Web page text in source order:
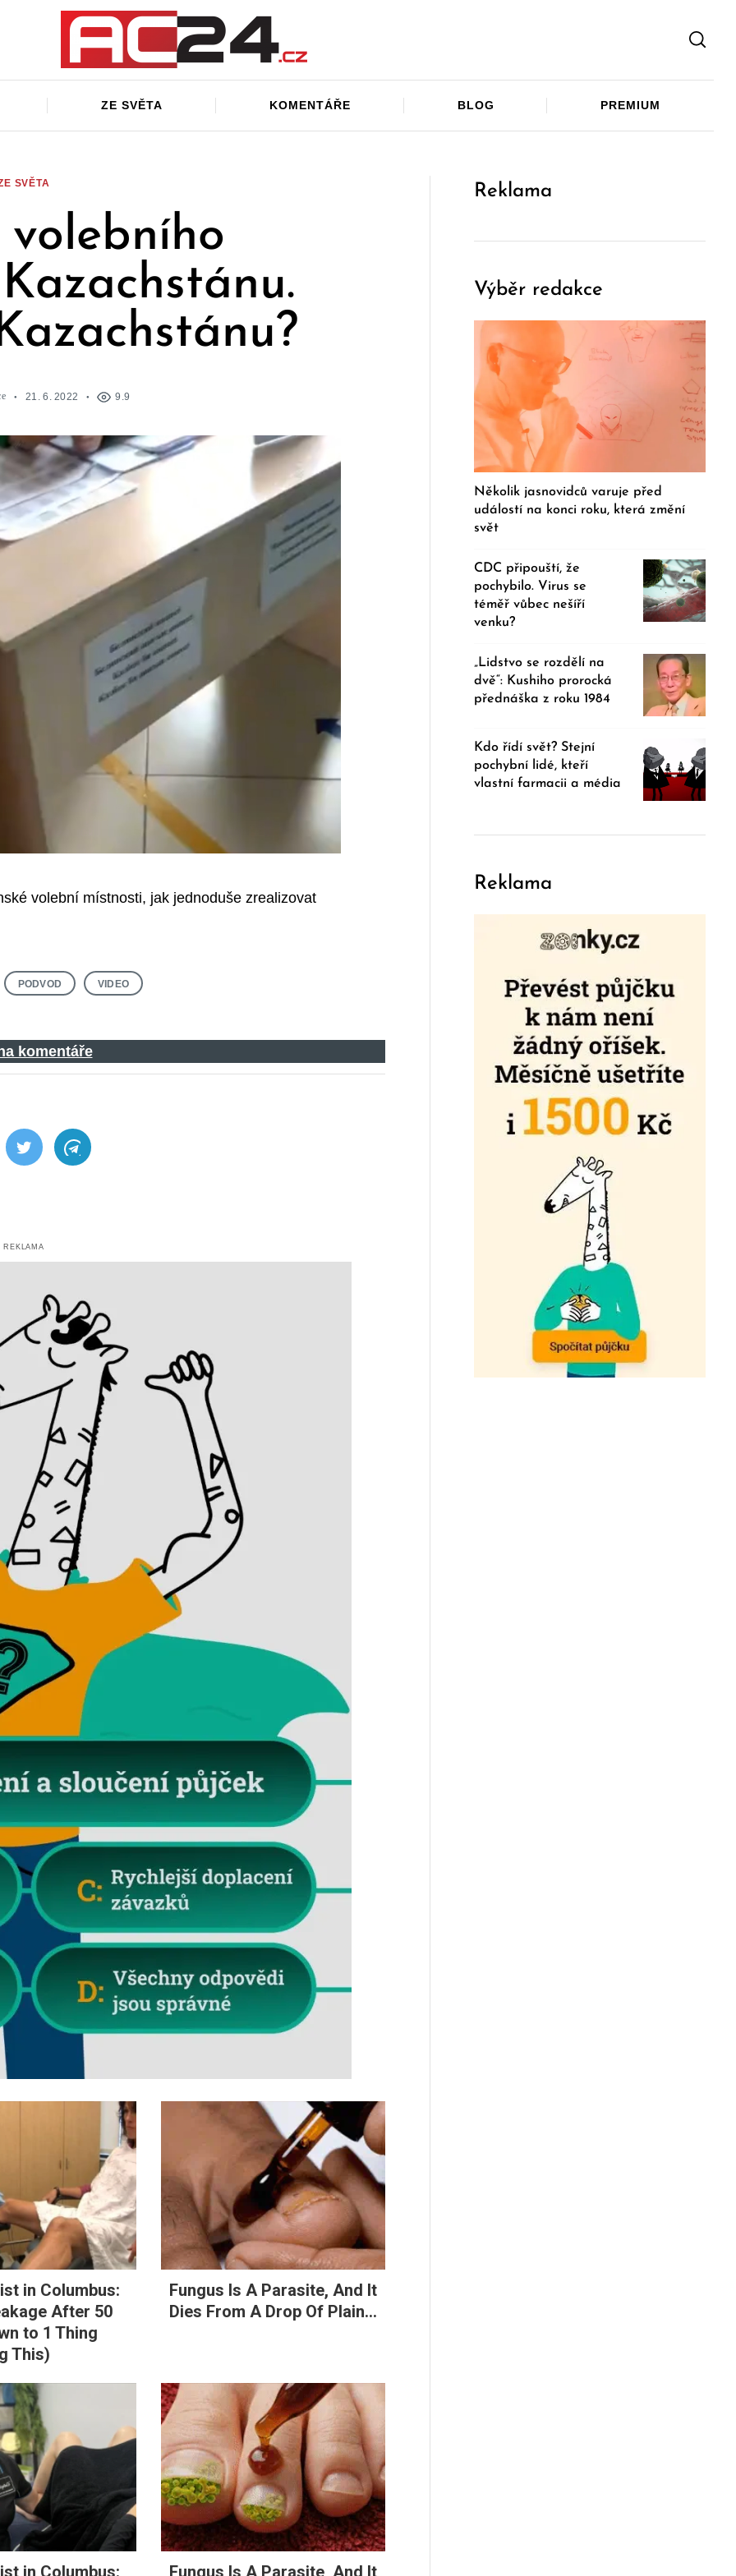
ZE SVĚTA KOMENTÁŘE BLOG PREMIUM
SVĚTA
21. 6. 2022 9.9
volební místnosti, jak jednoduše zrealizovat
PODVOD VIDEO
komentáře
Twitter Telegram
REKLAMA
in Columbus:
After 50
to 1 Thing
This)
Fungus Is A Parasite, And It
Dies From A Drop Of Plain...
Reklama
Výběr redakce
Několik jasnovidců varuje před
událostí na konci roku, která změní
svět
CDC připouští, že
pochybilo. Virus se
téměř vůbec nešíří
venku?
„Lidstvo se rozdělí na
dvě“: Kushiho prorocká
přednáška z roku 1984
Kdo řídí svět? Stejní
pochybní lidé, kteří
vlastní farmacii a média
Reklama